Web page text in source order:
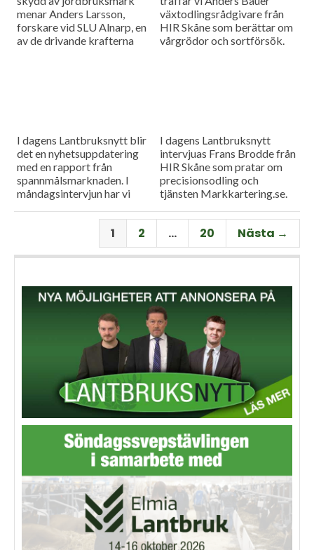
menar Anders Larsson,
forskare vid SLU Alnarp, en
av de drivande krafterna
växtodlingsrådgivare från
HIR Skåne som berättar om
vårgrödor och sortförsök.
I dagens Lantbruksnytt blir
det en nyhetsuppdatering
med en rapport från
spannmålsmarknaden. I
måndagsintervjun har vi
Per Larsson som idag har
rollen som senior advisor på
I dagens Lantbruksnytt
intervjuas Frans Brodde från
HIR Skåne som pratar om
precisionsodling och
tjänsten Markkartering.se.
nyhetsuppdatering med en
rapport från
spannmålsmarknaden.
1 2 … 20 Nästa →